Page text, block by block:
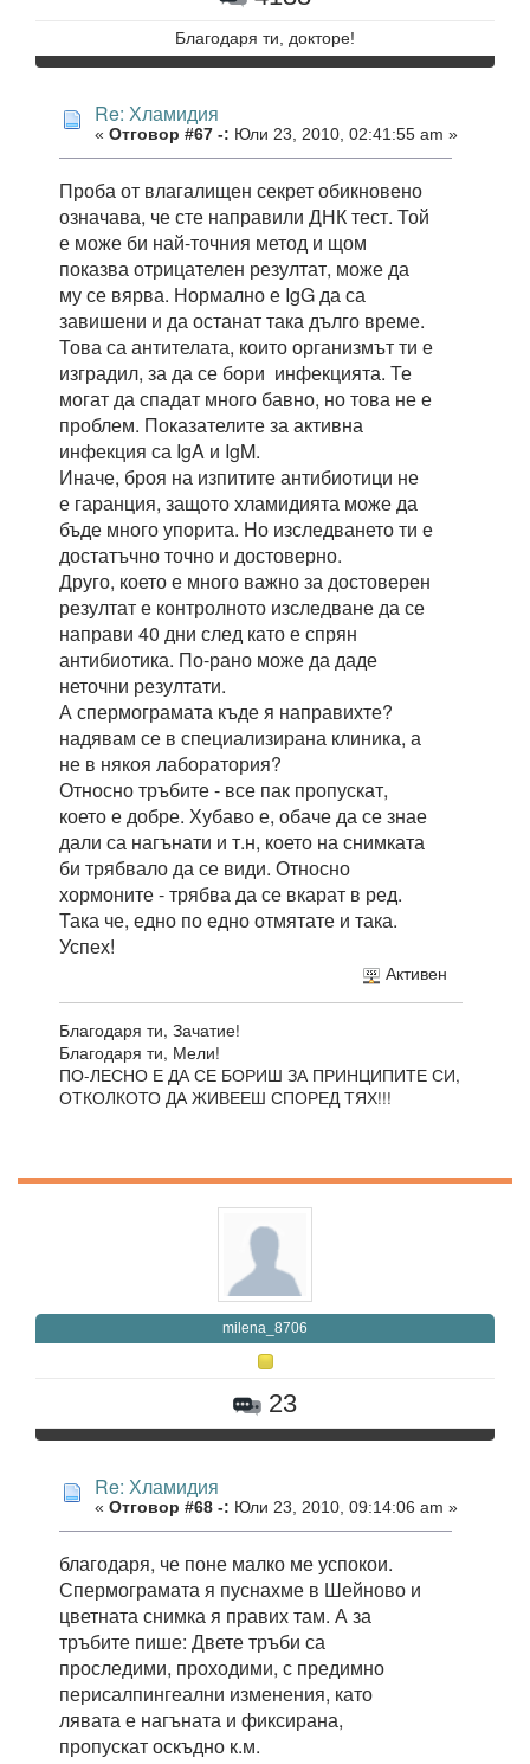
Благодаря ти, докторе!
Re: Хламидия
« Отговор #67 -: Юли 23, 2010, 02:41:55 am »
Проба от влагалищен секрет обикновено
означава, че сте направили ДНК тест. Той
е може би най-точния метод и щом
показва отрицателен резултат, може да
му се вярва. Нормално е IgG да са
завишени и да останат така дълго време.
Това са антителата, които организмът ти е
изградил, за да се бори инфекцията. Те
могат да спадат много бавно, но това не е
проблем. Показателите за активна
инфекция са IgA и IgM.
Иначе, броя на изпитите антибиотици не
е гаранция, защото хламидията може да
бъде много упорита. Но изследването ти е
достатъчно точно и достоверно.
Друго, което е много важно за достоверен
резултат е контролното изследване да се
направи 40 дни след като е спрян
антибиотика. По-рано може да даде
неточни резултати.
А спермограмата къде я направихте?
надявам се в специализирана клиника, а
не в някоя лаборатория?
Относно тръбите - все пак пропускат,
което е добре. Хубаво е, обаче да се знае
дали са нагънати и т.н, което на снимката
би трябвало да се види. Относно
хормоните - трябва да се вкарат в ред.
Така че, едно по едно отмятате и така.
Успех!
Активен
Благодаря ти, Зачатие!
Благодаря ти, Мели!
ПО-ЛЕСНО Е ДА СЕ БОРИШ ЗА ПРИНЦИПИТЕ СИ,
ОТКОЛКОТО ДА ЖИВЕЕШ СПОРЕД ТЯХ!!!
milena_8706
23
Re: Хламидия
« Отговор #68 -: Юли 23, 2010, 09:14:06 am »
благодаря, че поне малко ме успокои.
Спермограмата я пуснахме в Шейново и
цветната снимка я правих там. А за
тръбите пише: Двете тръби са
проследими, проходими, с предимно
перисалпингеални изменения, като
лявата е нагъната и фиксирана,
пропускат оскъдно к.м.